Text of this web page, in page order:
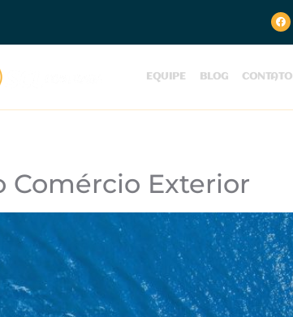
EQUIPE BLOG CONTATO
Comércio Exterior